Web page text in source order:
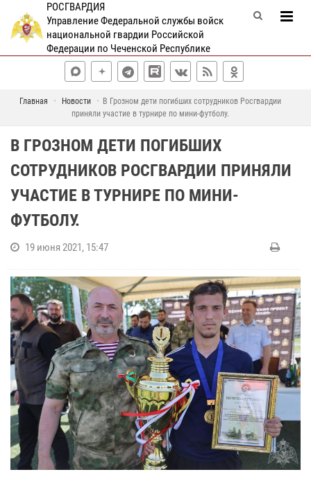
РОСГВАРДИЯ
Управление Федеральной службы войск
национальной гвардии Российской
Федерации по Чеченской Республике
Главная Новости
В Грозном дети погибших сотрудников Росгвардии
приняли участие в турнире по мини-футболу.
В ГРОЗНОМ ДЕТИ ПОГИБШИХ
СОТРУДНИКОВ РОСГВАРДИИ ПРИНЯЛИ
УЧАСТИЕ В ТУРНИРЕ ПО МИНИ-
ФУТБОЛУ.
19 июня 2021, 15:47